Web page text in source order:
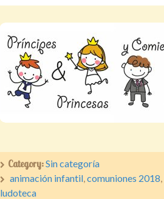
Category:Sin categoría
animación infantil,comuniones 2018,
ludoteca